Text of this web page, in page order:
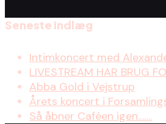
Seneste indlæg
Intimkoncert med
LIVESTREAM HAR BRUG
Abba Gold i Vejstrup
Årets koncert i
Så åbner Caféen igen…….